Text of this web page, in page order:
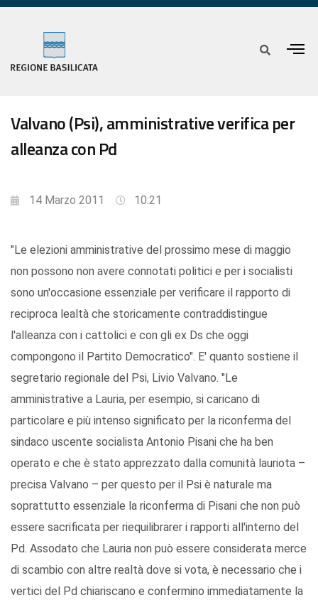
Valvano (Psi), amministrative verifica per
alleanza con Pd
14 Marzo 2011 10:21
"Le elezioni amministrative del prossimo mese di maggio
non possono non avere connotati politici e per i socialisti
sono un'occasione essenziale per verificare il rapporto di
reciproca lealtà che storicamente contraddistingue
l'alleanza con i cattolici e con gli ex Ds che oggi
compongono il Partito Democratico". E' quanto sostiene il
segretario regionale del Psi, Livio Valvano. "Le
amministrative a Lauria, per esempio, si caricano di
particolare e più intenso significato per la riconferma del
sindaco uscente socialista Antonio Pisani che ha ben
operato e che è stato apprezzato dalla comunità lauriota –
precisa Valvano – per questo per il Psi è naturale ma
soprattutto essenziale la riconferma di Pisani che non può
essere sacrificata per riequilibrarer i rapporti all'interno del
Pd. Assodato che Lauria non può essere considerata merce
di scambio con altre realtà dove si vota, è necessario che i
vertici del Pd chiariscano e confermino immediatamente la